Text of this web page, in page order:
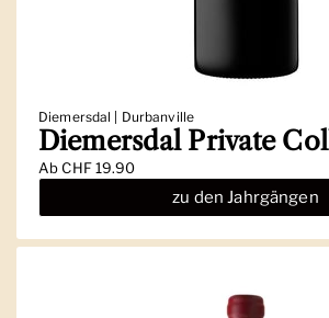
Diemersdal | Durbanville
Diemersdal Private
AbCHF 19.90
zu den Jahrgängen